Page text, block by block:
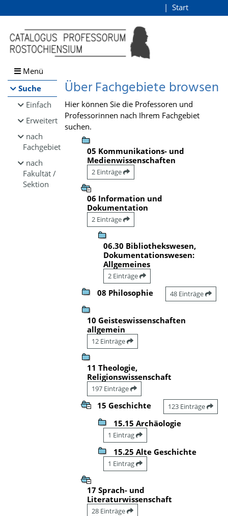
Browsen
direkt zum Inhalt
Start
Menü
Suche
Einfach
Erweitert
nach
Fachgebiet
nach
Fakultät /
Sektion
Über Fachgebiete browsen
Hier können Sie die Professoren und
Professorinnen nach Ihrem Fachgebiet
suchen.
05 Kommunikations- und
Medienwissenschaften
2 Einträge
06 Information und
Dokumentation
2 Einträge
06.30 Bibliothekswesen,
Dokumentationswesen:
Allgemeines
2 Einträge
08 Philosophie 48 Einträge
10 Geisteswissenschaften
allgemein
12 Einträge
11 Theologie,
Religionswissenschaft
197 Einträge
15 Geschichte 123 Einträge
15.15 Archäologie
1 Eintrag
15.25 Alte Geschichte
1 Eintrag
17 Sprach- und
Literaturwissenschaft
28 Einträge